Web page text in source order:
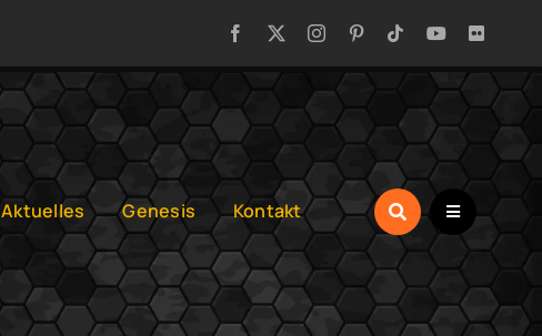
Aktuelles Genesis Kontakt